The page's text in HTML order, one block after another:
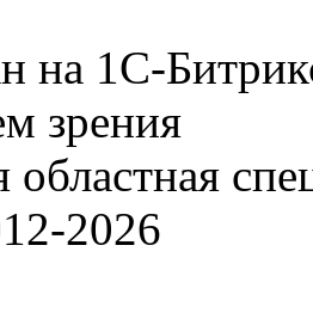
на 1С-
зрения
областная
2026